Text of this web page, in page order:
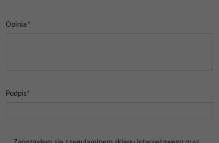
Opinia*
Podpis*